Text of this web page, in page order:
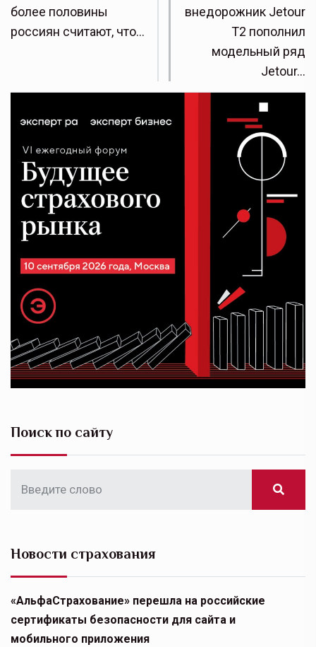
более половины
россиян считают, что…
внедорожник Jetour
T2 пополнил
модельный ряд
Jetour…
Поиск по сайту
Новости страхования
«АльфаСтрахование» перешла на российские
сертификаты безопасности для сайта и
мобильного приложения